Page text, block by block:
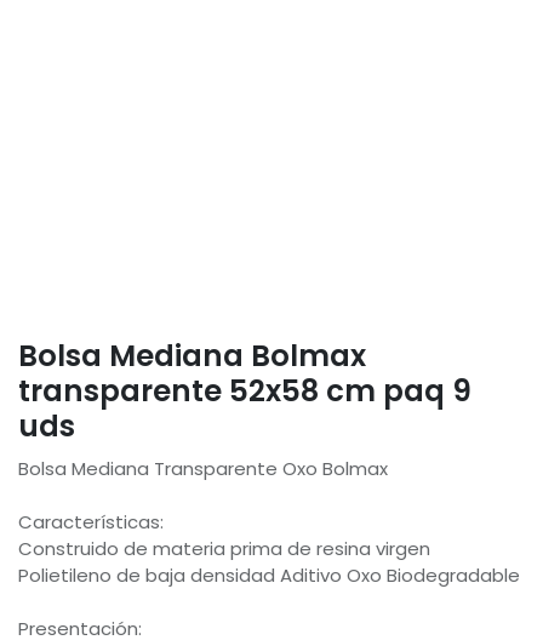
Bolsa Mediana Bolmax
transparente 52x58 cm paq 9
uds
Bolsa Mediana Transparente Oxo Bolmax
Características:
Construido de materia prima de resina virgen
Polietileno de baja densidad Aditivo Oxo Biodegradable
Presentación: